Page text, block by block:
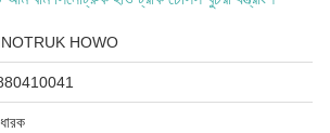
SINOTRUK HOWO